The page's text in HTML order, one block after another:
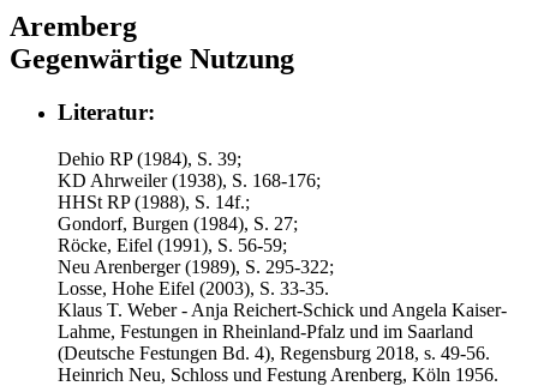
Aremberg
Gegenwärtige Nutzung
Literatur:
Dehio RP (1984), S. 39;
KD Ahrweiler (1938), S. 168-176;
HHSt RP (1988), S. 14f.;
Gondorf, Burgen (1984), S. 27;
Röcke, Eifel (1991), S. 56-59;
Neu Arenberger (1989), S. 295-322;
Losse, Hohe Eifel (2003), S. 33-35.
Klaus T. Weber - Anja Reichert-Schick und Angela Kaiser-
Lahme, Festungen in Rheinland-Pfalz und im Saarland
(Deutsche Festungen Bd. 4), Regensburg 2018, s. 49-56.
Heinrich Neu, Schloss und Festung Arenberg, Köln 1956.